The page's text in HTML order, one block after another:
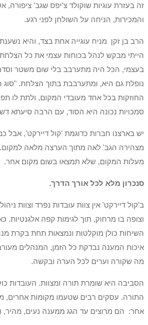
זה בעזרת עוגיות שוקולד צ'יפס שגב' ציפורה,
והמכירות, הניחה על השולחן לפני רגע.
הרב בן זקן מניח עוגייה אחת בצד, והיא
הייתי מבקש לנהל בכוחות עצמי את כל
בעצמי, הכל היה מתערבב בלי שום משטר
נופלת גם היא, ומתערבבת בתוך הצלחת.
החוזקות בכל אחד מעובדי המקום, ולתת לו
סמכויות נכונה היא הסוד, עם הרבה סיעתא
יש בארצנו חברות כדוגמת 'קול דיירקט', אבל
מצהירה הגב' לאה מתוך הערצה מלאה
מעלות המקום, שלא תמצאו בשום מקום אחר.
סנכרון מלא לכל אורך הדרך.
ב'קול דיירקט' אין צוות עובדות נפרד וצוות
וצופה בו מרחוק, תוך לגימות קפה אלגנטיות.
השיחות כולן מוקלטות ונמצאות תחת בקרת
איכות המענה נבדקת כל הזמן, המנהלים
מה שקורה וערים לכל הערה ובקשה.
הסביבה היא שומרת תורה ומצוות. העובדות
התורה. עסקים רבים שטעמו מקומות אחרים,
אחר: הם מרוצים עד הגג ממענה נעים, מהיר,